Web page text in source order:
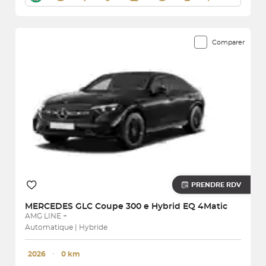
Comparer
PRENDRE RDV
MERCEDES GLC Coupe 300 e Hybrid EQ 4Matic
AMG LINE +
Automatique | Hybride
2026 ･ 0 km